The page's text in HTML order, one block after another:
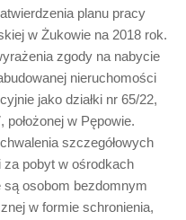
planu pracy
w Żukowie na 2018 rok.
zgody na nabycie
nieruchomości
jako działki nr 65/22,
położonej w Pępowie.
szczegółowych
za pobyt w ośrodkach
osobom bezdomnym
w formie schronienia,